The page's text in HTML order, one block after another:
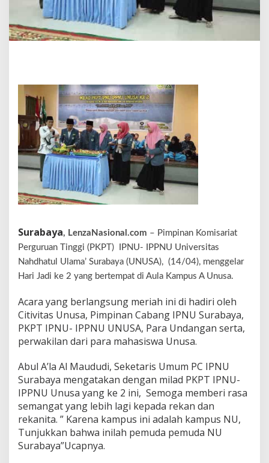
S
L
T
M
I
L
A
D
P
K
P
T
I
P
-
I
P
P
N
U
N
U
S
A
Surabaya, LenzaNasional.com – Pimpinan Komisariat
Perguruan Tinggi (PKPT) IPNU- IPPNU Universitas
Nahdhatul Ulama’ Surabaya (UNUSA), (14/04), menggelar
Hari Jadi ke 2 yang bertempat di Aula Kampus A Unusa.
Acara yang berlangsung meriah ini di hadiri oleh
Citivitas Unusa, Pimpinan Cabang IPNU Surabaya,
PKPT IPNU- IPPNU UNUSA, Para Undangan serta,
perwakilan dari para mahasiswa Unusa.
Abul A’la Al Maududi, Seketaris Umum PC IPNU
Surabaya mengatakan dengan milad PKPT IPNU-
IPPNU Unusa yang ke 2 ini, Semoga memberi rasa
semangat yang lebih lagi kepada rekan dan
rekanita. ” Karena kampus ini adalah kampus NU,
Tunjukkan bahwa inilah pemuda pemuda NU
Surabaya”Ucapnya.